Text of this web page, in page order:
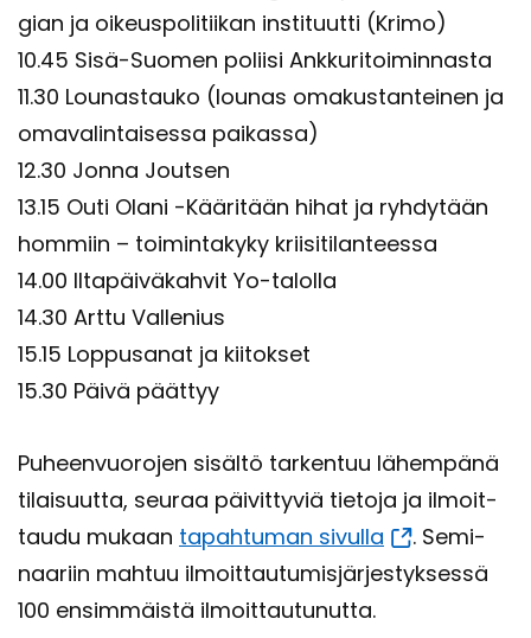
gian ja oi­keus­po­li­tii­kan ins­ti­tuut­ti (Krimo)
10.45 Sisä-​Suomen po­lii­si Ank­ku­ri­toi­min­nas­ta
11.30 Lou­nas­tau­ko (lou­nas oma­kus­tan­tei­nen ja
oma­va­lin­tai­ses­sa pai­kas­sa)
12.30 Jonna Jout­sen
13.15 Outi Olani -​Kääritään hihat ja ryh­dy­tään
hom­miin – toi­min­ta­ky­ky krii­si­ti­lan­tees­sa
14.00 Il­ta­päi­vä­kah­vit Yo-​talolla
14.30 Arttu Val­le­nius
15.15 Lop­pusa­nat ja kii­tok­set
15.30 Päivä päät­tyy
Pu­heen­vuo­ro­jen si­säl­tö tar­ken­tuu lä­hem­pä­nä
ti­lai­suut­ta, seu­raa päi­vit­ty­viä tie­to­ja ja il­moit­
tau­du mu­kaan ta­pah­tu­man si­vul­la
. Se­mi­
naa­riin mah­tuu il­moit­tau­tu­mis­jär­jes­tyk­ses­sä
100 en­sim­mäis­tä il­moit­tau­tu­nut­ta.